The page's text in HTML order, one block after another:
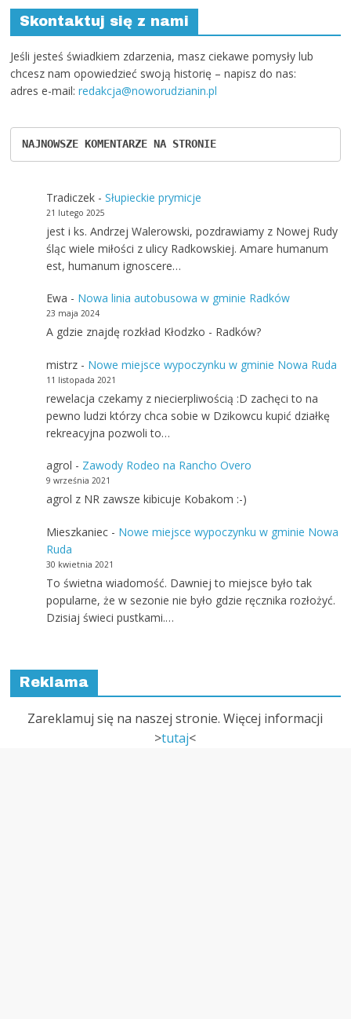
Skontaktuj się z nami
Jeśli jesteś świadkiem zdarzenia, masz ciekawe pomysły lub
chcesz nam opowiedzieć swoją historię – napisz do nas:
adres e-mail:redakcja@noworudzianin.pl
NAJNOWSZE KOMENTARZE NA STRONIE
Tradiczek- Słupieckie prymicje
21 lutego 2025
jest i ks. Andrzej Walerowski, pozdrawiamy z Nowej Rudy
śląc wiele miłości z ulicy Radkowskiej. Amare humanum
est, humanum ignoscere…
Ewa - Nowa linia autobusowa w gminie Radków
23 maja 2024
A gdzie znajdę rozkład Kłodzko - Radków?
mistrz- Nowe miejsce wypoczynku w gminie Nowa Ruda
11 listopada 2021
rewelacja czekamy z niecierpliwością :D zachęci to na
pewno ludzi którzy chca sobie w Dzikowcu kupić działkę
rekreacyjna pozwoli to…
agrol - Zawody Rodeo na Rancho Overo
9 września 2021
agrol z NR zawsze kibicuje Kobakom :-)
Mieszkaniec- Nowe miejsce wypoczynku w gminie Nowa
Ruda
30 kwietnia 2021
To świetna wiadomość. Dawniej to miejsce było tak
popularne, że w sezonie nie było gdzie ręcznika rozłożyć.
Dzisiaj świeci pustkami.…
Reklama
Zareklamuj się na naszej stronie. Więcej informacji
>tutaj<